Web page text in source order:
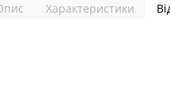
Характеристики